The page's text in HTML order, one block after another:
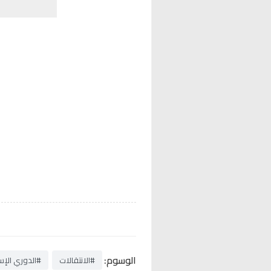
الوسوم: #الانتقالات #الدوري